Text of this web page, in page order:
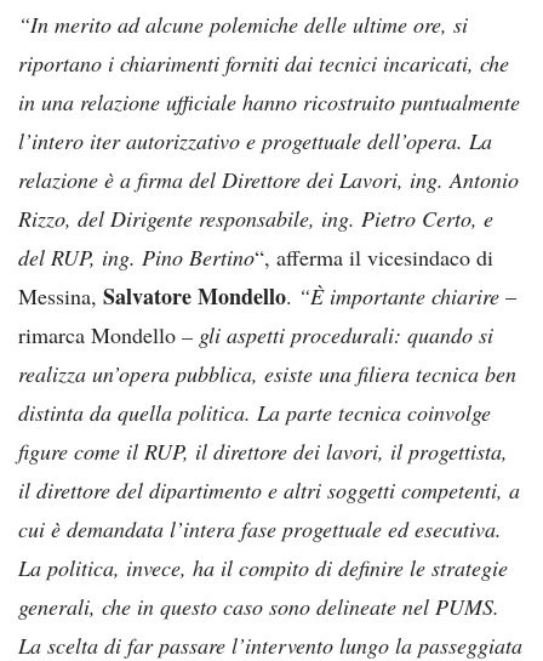
“In merito ad alcune polemiche delle ultime ore, si
riportano i chiarimenti forniti dai tecnici incaricati, che
in una relazione ufficiale hanno ricostruito puntualmente
l’intero iter autorizzativo e progettuale dell’opera. La
relazione è a firma del Direttore dei Lavori, ing. Antonio
Rizzo, del Dirigente responsabile, ing. Pietro Certo, e
del RUP, ing. Pino Bertino“, afferma il vicesindaco di
Messina, Salvatore Mondello. “È importante chiarire –
rimarca Mondello – gli aspetti procedurali: quando si
realizza un’opera pubblica, esiste una filiera tecnica ben
distinta da quella politica. La parte tecnica coinvolge
figure come il RUP, il direttore dei lavori, il progettista,
il direttore del dipartimento e altri soggetti competenti, a
cui è demandata l’intera fase progettuale ed esecutiva.
La politica, invece, ha il compito di definire le strategie
generali, che in questo caso sono delineate nel PUMS.
La scelta di far passare l’intervento lungo la passeggiata